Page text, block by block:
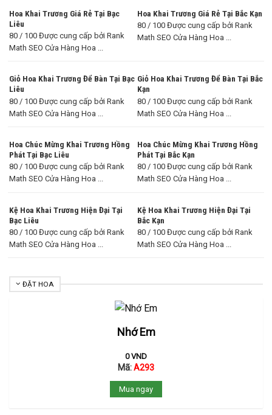
Hoa Khai Trương Giá Rẻ Tại Bạc
Liêu
80 / 100 Được cung cấp bởi Rank
Math SEO Cửa Hàng Hoa ...
Hoa Khai Trương Giá Rẻ Tại Bắc Kạn
80 / 100 Được cung cấp bởi Rank
Math SEO Cửa Hàng Hoa ...
Giỏ Hoa Khai Trương Để Bàn Tại Bạc
Liêu
80 / 100 Được cung cấp bởi Rank
Math SEO Cửa Hàng Hoa ...
Giỏ Hoa Khai Trương Để Bàn Tại Bắc
Kạn
80 / 100 Được cung cấp bởi Rank
Math SEO Cửa Hàng Hoa ...
Hoa Chúc Mừng Khai Trương Hồng
Phát Tại Bạc Liêu
80 / 100 Được cung cấp bởi Rank
Math SEO Cửa Hàng Hoa ...
Hoa Chúc Mừng Khai Trương Hồng
Phát Tại Bắc Kạn
80 / 100 Được cung cấp bởi Rank
Math SEO Cửa Hàng Hoa ...
Kệ Hoa Khai Trương Hiện Đại Tại
Bạc Liêu
80 / 100 Được cung cấp bởi Rank
Math SEO Cửa Hàng Hoa ...
Kệ Hoa Khai Trương Hiện Đại Tại
Bắc Kạn
80 / 100 Được cung cấp bởi Rank
Math SEO Cửa Hàng Hoa ...
ĐẶT HOA
Nhớ Em
0VND
Mã:A293
Mua ngay